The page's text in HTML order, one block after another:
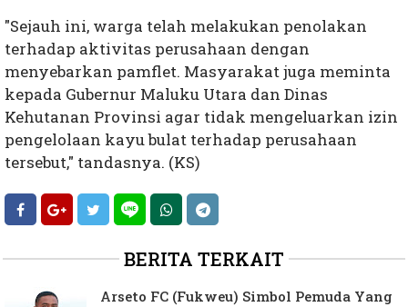
"Sejauh ini, warga telah melakukan penolakan
terhadap aktivitas perusahaan dengan
menyebarkan pamflet. Masyarakat juga meminta
kepada Gubernur Maluku Utara dan Dinas
Kehutanan Provinsi agar tidak mengeluarkan izin
pengelolaan kayu bulat terhadap perusahaan
tersebut," tandasnya. (KS)
BERITA TERKAIT
Arseto FC (Fukweu) Simbol Pemuda Yang